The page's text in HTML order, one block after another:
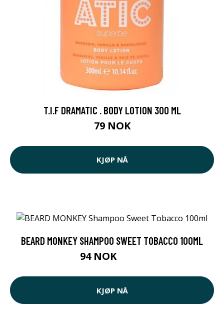
T.I.F DRAMATIC . BODY LOTION 300 ML
79 NOK
KJØP NÅ
BEARD MONKEY SHAMPOO SWEET TOBACCO 100ML
94 NOK
KJØP NÅ